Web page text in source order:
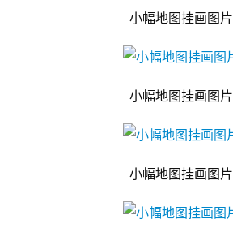
小幅地图挂画图片
小幅地图挂画图片
小幅地图挂画图片